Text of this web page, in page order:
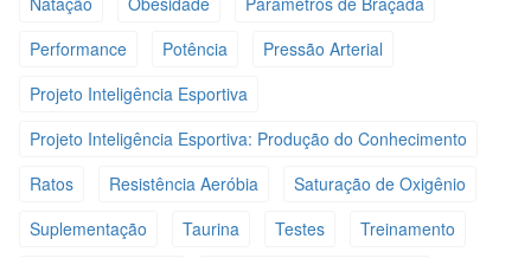
Performance
Potência
Pressão Arterial
Projeto Inteligência Esportiva
Projeto Inteligência Esportiva: Produção do Conhecimento
Ratos
Resistência Aeróbia
Saturação de Oxigênio
Suplementação
Taurina Testes
Treinamento